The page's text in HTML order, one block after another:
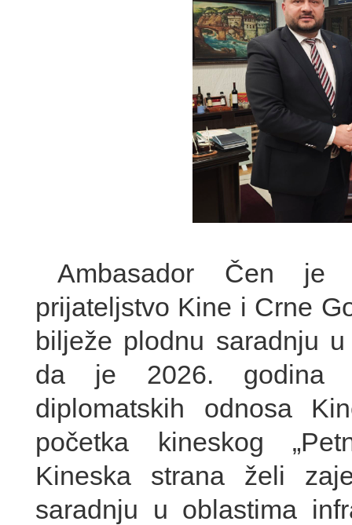
Ambasador Čen je
prijateljstvo Kine i Crne
bilježe plodnu saradnju
da je 2026. godina
diplomatskih odnosa
početka kineskog
Kineska strana želi
saradnju u oblastima